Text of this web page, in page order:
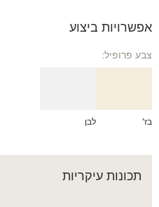
אפשרויות ביצוע
צבע פרופיל:
בז' לבן
תכונות עיקריות